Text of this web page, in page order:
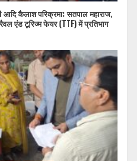
आदि कैलाश परिक्रमा: सतपाल महाराज,
एंड टूरिज्म फेयर (TTF) में प्रतिभाग